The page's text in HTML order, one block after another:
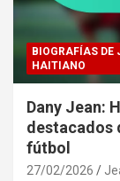
BIOGRAFÍAS DE
HAITIANO
Dany Jean:
destacados
fútbol
27/02/2026